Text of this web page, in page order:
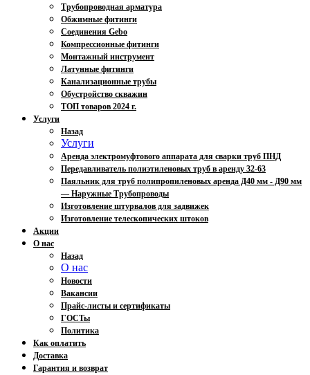
Трубопроводная арматура
Обжимные фитинги
Соединения Gebo
Компрессионные фитинги
Монтажный инструмент
Латунные фитинги
Канализационные трубы
Обустройство скважин
ТОП товаров 2024 г.
Услуги
Назад
Услуги
Аренда электромуфтового аппарата для сварки труб ПНД
Передавливатель полиэтиленовых труб в аренду 32-63
Паяльник для труб полипропиленовых аренда Д40 мм - Д90 мм
— Наружные Трубопроводы
Изготовление штурвалов для задвижек
Изготовление телескопических штоков
Акции
О нас
Назад
О нас
Новости
Вакансии
Прайс-листы и сертификаты
ГОСТы
Политика
Как оплатить
Доставка
Гарантия и возврат